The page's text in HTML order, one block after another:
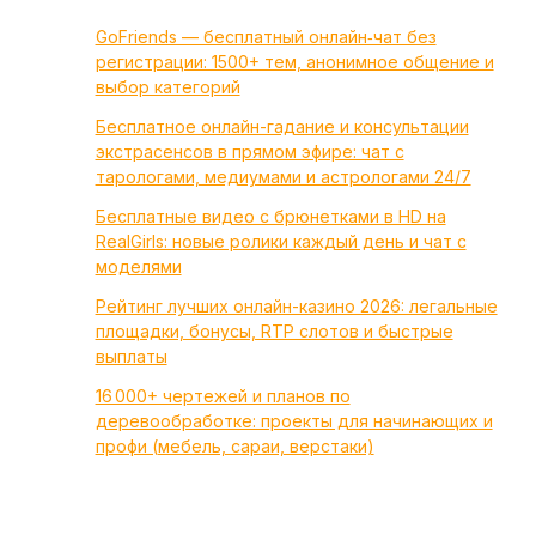
GoFriends — бесплатный онлайн‑чат без
регистрации: 1500+ тем, анонимное общение и
выбор категорий
Бесплатное онлайн-гадание и консультации
экстрасенсов в прямом эфире: чат с
тарологами, медиумами и астрологами 24/7
Бесплатные видео с брюнетками в HD на
RealGirls: новые ролики каждый день и чат с
моделями
Рейтинг лучших онлайн-казино 2026: легальные
площадки, бонусы, RTP слотов и быстрые
выплаты
16 000+ чертежей и планов по
деревообработке: проекты для начинающих и
профи (мебель, сараи, верстаки)